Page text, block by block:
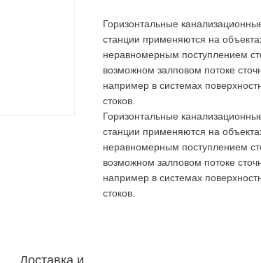
Горизонтальные
станции применяются на
неравномерным поступлением
возможном залповом потоке
например в системах
стоков.
Горизонтальные
станции применяются на
неравномерным поступлением
возможном залповом потоке
например в системах
стоков.